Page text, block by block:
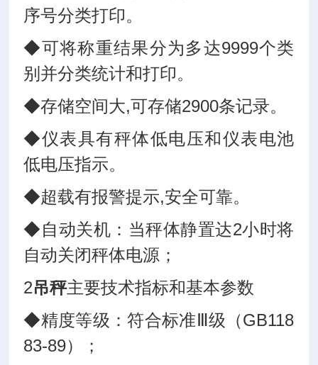
序号分类打印。
◆可将称重结果分为多达9999个类
别并分类统计和打印。
◆存储空间大,可存储2900条记录。
◆仪表具有秤体低电压和仪表电池
低电压指示。
◆超载有报警提示,安全可靠。
◆自动关机：当秤体静置达2小时将
自动关闭秤体电源；
2吊秤主要技术指标和基本参数
◆精度等级：符合标准Ⅲ级（GB118
83-89）；